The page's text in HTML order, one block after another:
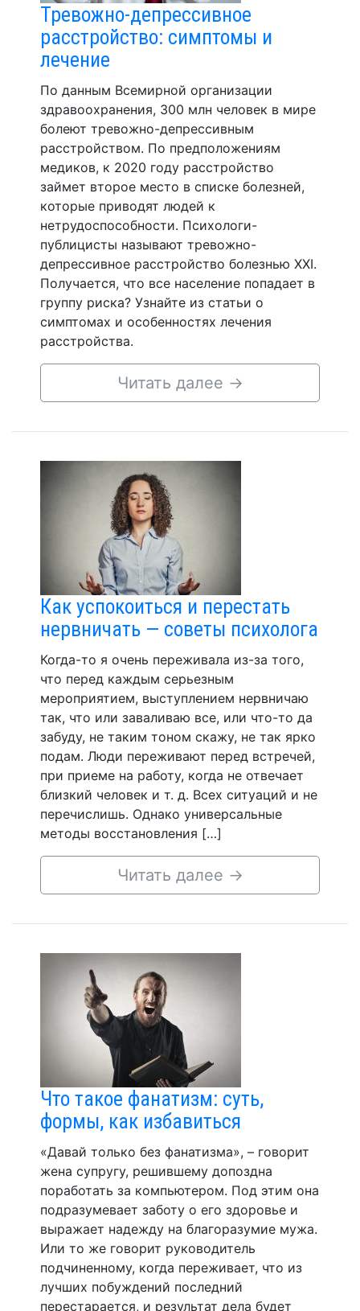
Тревожно-депрессивное
расстройство: симптомы и
лечение
По данным Всемирной организации
здравоохранения, 300 млн человек в мире
болеют тревожно-депрессивным
расстройством. По предположениям
медиков, к 2020 году расстройство
займет второе место в списке болезней,
которые приводят людей к
нетрудоспособности. Психологи-
публицисты называют тревожно-
депрессивное расстройство болезнью XXI.
Получается, что все население попадает в
группу риска? Узнайте из статьи о
симптомах и особенностях лечения
расстройства.
Читать далее →
Как успокоиться и перестать
нервничать — советы психолога
Когда-то я очень переживала из-за того,
что перед каждым серьезным
мероприятием, выступлением нервничаю
так, что или заваливаю все, или что-то да
забуду, не таким тоном скажу, не так ярко
подам. Люди переживают перед встречей,
при приеме на работу, когда не отвечает
близкий человек и т. д. Всех ситуаций и не
перечислишь. Однако универсальные
методы восстановления […]
Читать далее →
Что такое фанатизм: суть,
формы, как избавиться
«Давай только без фанатизма», – говорит
жена супругу, решившему допоздна
поработать за компьютером. Под этим она
подразумевает заботу о его здоровье и
выражает надежду на благоразумие мужа.
Или то же говорит руководитель
подчиненному, когда переживает, что из
лучших побуждений последний
перестарается, и результат дела будет